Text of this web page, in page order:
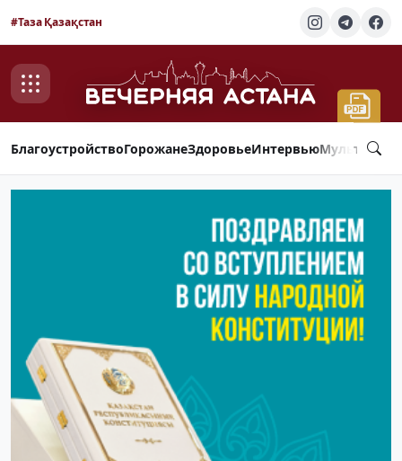
#Таза Қазақстан
БлагоустройствоГорожанеЗдоровьеИнтервью